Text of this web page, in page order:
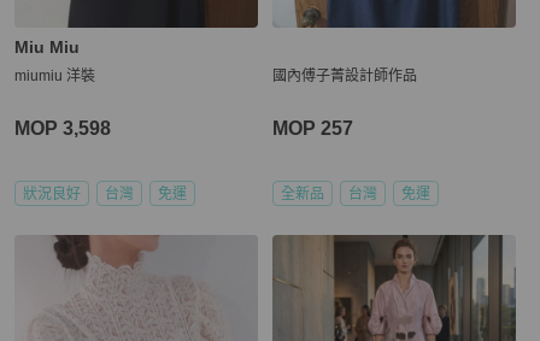
Miu Miu
miumiu 洋裝
MOP 3,598
狀況良好 台灣 免運
國內傅子菁設計師作品
MOP 257
全新品 台灣 免運